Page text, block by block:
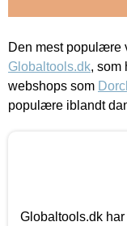
Den mest
Globaltools.dk, som
webshops som
populære iblandt
Globaltools.dk